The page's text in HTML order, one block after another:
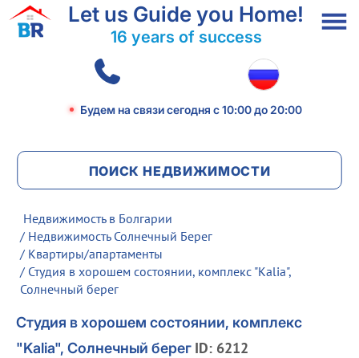
Let us Guide you Home!
16 years of success
Будем на связи сегодня с 10:00 до 20:00
ПОИСК НЕДВИЖИМОСТИ
Недвижимость в Болгарии
/ Недвижимость Солнечный Берег
/ Квартиры/апартаменты
/ Студия в хорошем состоянии, комплекс "Kalia",
Солнечный берег
Студия в хорошем состоянии, комплекс
"Kalia", Солнечный берег ID: 6212